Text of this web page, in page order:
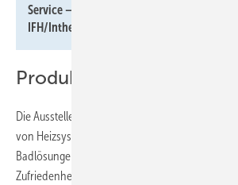
Service – das finden auch diese zwei
IFH/Intherm.
Produktvielfalt und
Die Aussteller präsentierten die gesamte
von Heizsystemen über erneuerbare Energien
Badlösungen. Laut
Zufriedenheit der Aussteller hoch, wobei